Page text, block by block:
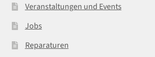
Veranstaltungen und Events
Jobs
Reparaturen